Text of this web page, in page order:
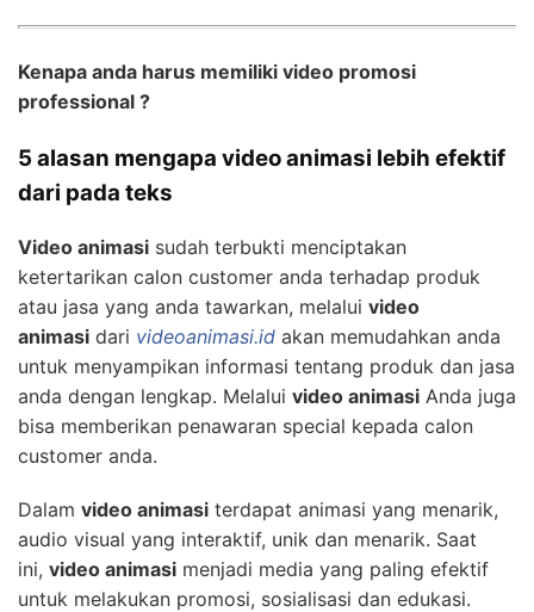
Kenapa anda harus memiliki video promosi
professional ?
5 alasan mengapa video animasi lebih efektif
dari pada teks
Video animasi sudah terbukti menciptakan
ketertarikan calon customer anda terhadap produk
atau jasa yang anda tawarkan, melalui video
animasi dari videoanimasi.id akan memudahkan anda
untuk menyampikan informasi tentang produk dan jasa
anda dengan lengkap. Melalui video animasi Anda juga
bisa memberikan penawaran special kepada calon
customer anda.
Dalam video animasi terdapat animasi yang menarik,
audio visual yang interaktif, unik dan menarik. Saat
ini, video animasi menjadi media yang paling efektif
untuk melakukan promosi, sosialisasi dan edukasi.